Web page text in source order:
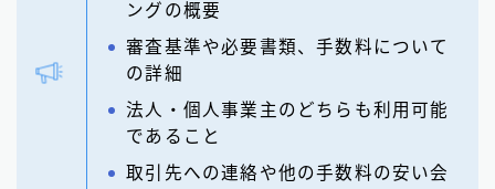
ングの概要
審査基準や必要書類、手数料について
の詳細
法人・個人事業主のどちらも利用可能
であること
取引先への連絡や他の手数料の安い会